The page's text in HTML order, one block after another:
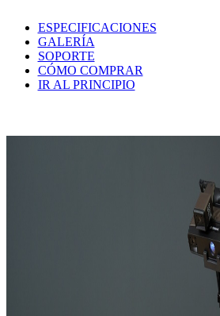
ESPECIFICACIONES
GALERÍA
SOPORTE
CÓMO COMPRAR
IR AL PRINCIPIO